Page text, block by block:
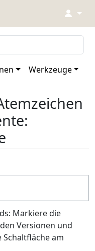
↓
Werkzeuge
Markiere die
Versionen und
am